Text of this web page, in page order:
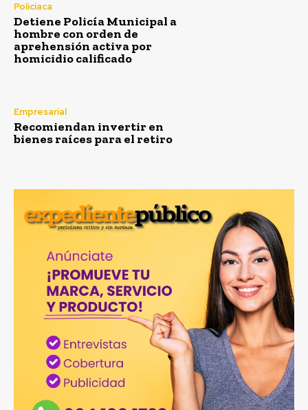
Policiaca
Detiene Policía Municipal a
hombre con orden de
aprehensión activa por
homicidio calificado
Empresarial
Recomiendan invertir en
bienes raíces para el retiro